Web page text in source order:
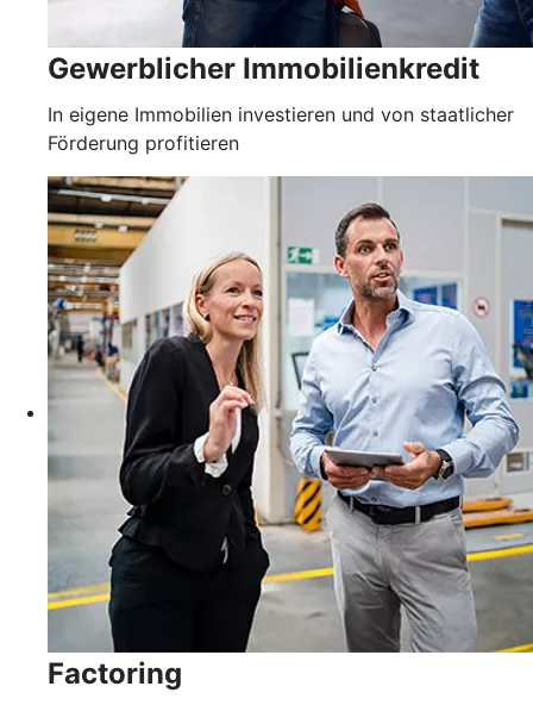
Gewerblicher Immobilienkredit
In eigene Immobilien investieren und von staatlicher
Förderung profitieren
Factoring